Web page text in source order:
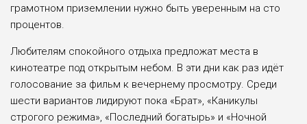
грамотном приземлении нужно быть уверенным на сто
процентов.
Любителям спокой­ного отдыха предложат места в
кинотеатре под откры­тым небом. В эти дни как раз идёт
голосова­ние за фильм к вечер­нему просмотру. Среди
шести вариантов лиди­руют пока «Брат», «Кани­кулы
строгого режима», «Последний богатырь» и «Ночной